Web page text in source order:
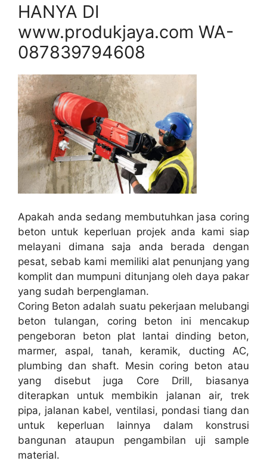
HANYA DI
www.produkjaya.com WA-
087839794608
Apakah anda sedang membutuhkan jasa coring
beton untuk keperluan projek anda kami siap
melayani dimana saja anda berada dengan
pesat, sebab kami memiliki alat penunjang yang
komplit dan mumpuni ditunjang oleh daya pakar
yang sudah berpenglaman.
Coring Beton adalah suatu pekerjaan melubangi
beton tulangan, coring beton ini mencakup
pengeboran beton plat lantai dinding beton,
marmer, aspal, tanah, keramik, ducting AC,
plumbing dan shaft. Mesin coring beton atau
yang disebut juga Core Drill, biasanya
diterapkan untuk membikin jalanan air, trek
pipa, jalanan kabel, ventilasi, pondasi tiang dan
untuk keperluan lainnya dalam konstrusi
bangunan ataupun pengambilan uji sample
material.